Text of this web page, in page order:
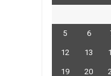
5 6
12 13
19 20